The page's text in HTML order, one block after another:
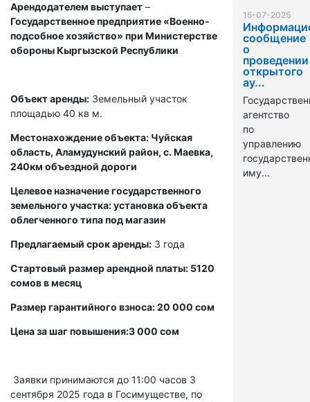
Арендодателем выступает –
Государственное предприятие «Военно-
подсобное хозяйство» при Министерстве
обороны Кыргызской Республики
Объект аренды: Земельный участок
площадью 40 кв м.
Местонахождение объекта: Чуйская
область, Аламудунский район, с. Маевка,
240км объездной дороги
Целевое назначение государственного
земельного участка: установка объекта
облегченного типа под магазин
Предлагаемый срок аренды: 3 года
Стартовый размер арендной платы: 5120
сомов в месяц
Размер гарантийного взноса: 20 000 сом
Цена за шаг повышения:3 000 сом
Заявки принимаются до 11:00 часов 3
сентября 2025 года в Госимуществе, по
15-07-2025
сообщение
о
проведении
открытого
ау...
агентство
по
управлению
иму...